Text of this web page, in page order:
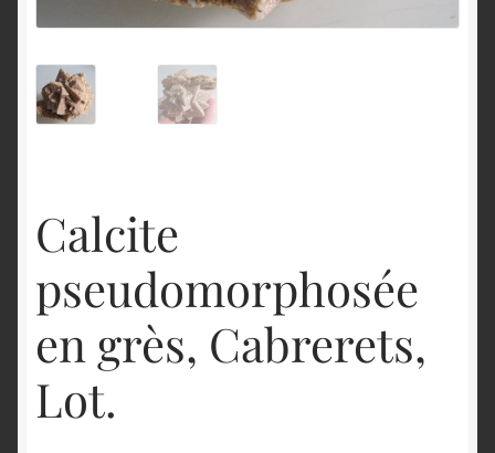
Calcite
pseudomorphosée
en grès, Cabrerets,
Lot.